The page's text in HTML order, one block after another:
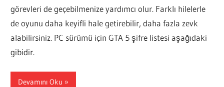
görevleri de geçebilmenize yardımcı olur. Farklı hilelerle
de oyunu daha keyifli hale getirebilir, daha fazla zevk
alabilirsiniz. PC sürümü için GTA 5 şifre listesi aşağıdaki
gibidir.
Devamını Oku